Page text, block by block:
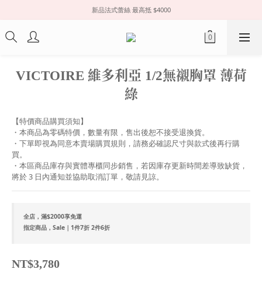
新品法式蕾絲 最高抵 $4000
VICTOIRE 維多利亞 1/2無襯胸罩 薄荷
綠
【特價商品購買須知】
・本商品為零碼特價，數量有限，售出後恕不接受退換貨。
・下單即視為同意本賣場購買規則，請務必確認尺寸與款式後再行購
買。
・本區商品庫存與實體專櫃同步銷售，若因庫存更新時間差導致缺貨，
將於 3 日內通知並協助取消訂單，敬請見諒。
全店，滿$2000享免運
指定商品，Sale｜1件7折 2件6折
NT$3,780